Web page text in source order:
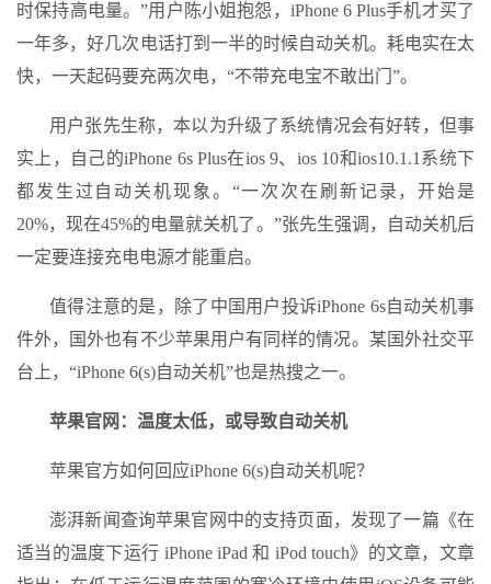
时保持高电量。”用户陈小姐抱怨，iPhone 6 Plus手机才买了
一年多，好几次电话打到一半的时候自动关机。耗电实在太
快，一天起码要充两次电，“不带充电宝不敢出门”。
用户张先生称，本以为升级了系统情况会有好转，但事
实上，自己的iPhone 6s Plus在ios 9、ios 10和ios10.1.1系统下
都发生过自动关机现象。“一次次在刷新记录，开始是
20%，现在45%的电量就关机了。”张先生强调，自动关机后
一定要连接充电电源才能重启。
值得注意的是，除了中国用户投诉iPhone 6s自动关机事
件外，国外也有不少苹果用户有同样的情况。某国外社交平
台上，“iPhone 6(s)自动关机”也是热搜之一。
苹果官网：温度太低，或导致自动关机
苹果官方如何回应iPhone 6(s)自动关机呢？
澎湃新闻查询苹果官网中的支持页面，发现了一篇《在
适当的温度下运行 iPhone iPad 和 iPod touch》的文章，文章